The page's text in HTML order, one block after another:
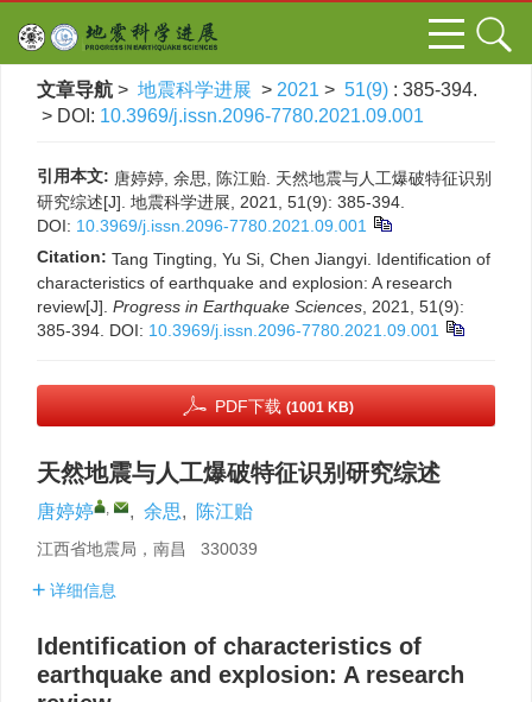
文章导航 > 地震科学进展 > 2021 > 51(9) : 385-394.
> DOI: 10.3969/j.issn.2096-7780.2021.09.001
引用本文: 唐婷婷, 余思, 陈江贻. 天然地震与人工爆破特征识别
研究综述[J]. 地震科学进展, 2021, 51(9): 385-394.
DOI: 10.3969/j.issn.2096-7780.2021.09.001
Citation: Tang Tingting, Yu Si, Chen Jiangyi. Identification of
characteristics of earthquake and explosion: A research
review[J]. Progress in Earthquake Sciences , 2021, 51(9):
385-394. DOI: 10.3969/j.issn.2096-7780.2021.09.001
PDF下载 (1001 KB)
天然地震与人工爆破特征识别研究综述
唐婷婷 , , 余思, 陈江贻
江西省地震局，南昌 330039
详细信息
Identification of characteristics of
earthquake and explosion: A research